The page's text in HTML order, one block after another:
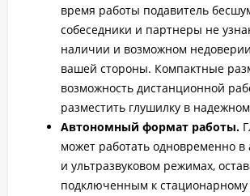
время работы подавитель
собеседники и партнеры не
наличии и возможном
вашей стороны. Компактные
возможность дистанционной
разместить глушилку в
Автономный формат работы.
может работать одновременно в
и ультразвуковом режимах,
подключенным к стационарному